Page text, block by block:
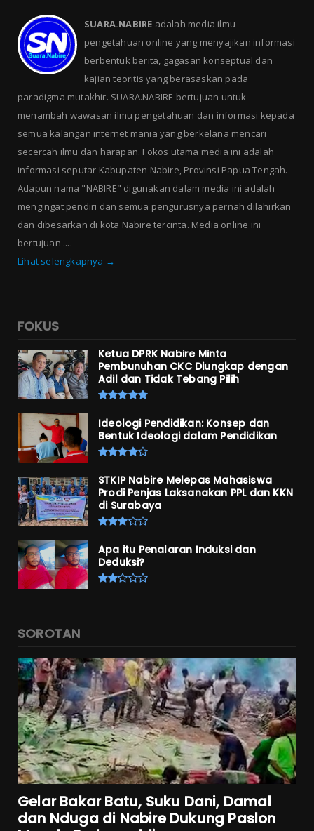
SUARA.NABIRE adalah media ilmu
pengetahuan online yang menyajikan informasi
berbentuk berita, gagasan konseptual dan
kajian teoritis yang berasaskan pada
paradigma mutakhir. SUARA.NABIRE bertujuan untuk
menambah wawasan ilmu pengetahuan dan informasi kepada
semua kalangan internet mania yang berkelana mencari
secercah ilmu dan harapan. Fokos utama media ini adalah
informasi seputar Kabupaten Nabire, Provinsi Papua Tengah.
Adapun nama "NABIRE" digunakan dalam media ini adalah
mengingat pendiri dan semua pengurusnya pernah dilahirkan
dan dibesarkan di kota Nabire tercinta. Media online ini
bertujuan ....
Lihat selengkapnya →
FOKUS
Ketua DPRK Nabire Minta
Pembunuhan CKC Diungkap dengan
Adil dan Tidak Tebang Pilih
Ideologi Pendidikan: Konsep dan
Bentuk Ideologi dalam Pendidikan
STKIP Nabire Melepas Mahasiswa
Prodi Penjas Laksanakan PPL dan KKN
di Surabaya
Apa itu Penalaran Induksi dan
Deduksi?
SOROTAN
Gelar Bakar Batu, Suku Dani, Damal
dan Nduga di Nabire Dukung Paslon